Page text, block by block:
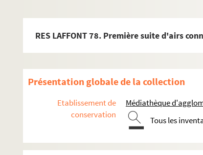
RES LAFFONT 78. Première suite d'airs
Présentation globale de la collection
Etablissement de
conservation
Médiathèque
Tous les